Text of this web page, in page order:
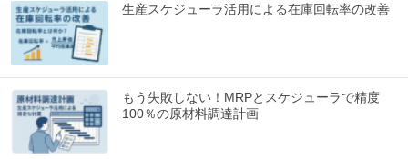
生産スケジューラ活用による在庫回転率の改善
もう失敗しない！MRPとスケジューラで精度
100％の原材料調達計画